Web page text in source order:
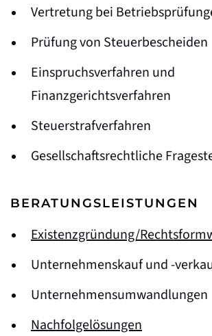
Vertretung bei
Prüfung von Steuerbescheiden
Einspruchsverfahren und
Finanzgerichtsverfahren
Steuerstrafverfahren
Gesellschaftsrechtliche
BERATUNGSLEISTUNGEN
Existenzgründung/
Unternehmenskauf und -
Unternehmensumwandlungen
Nachfolgelösungen